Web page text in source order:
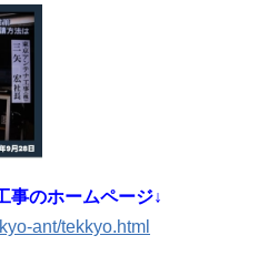
事のホームページ↓
ant/tekkyo.html